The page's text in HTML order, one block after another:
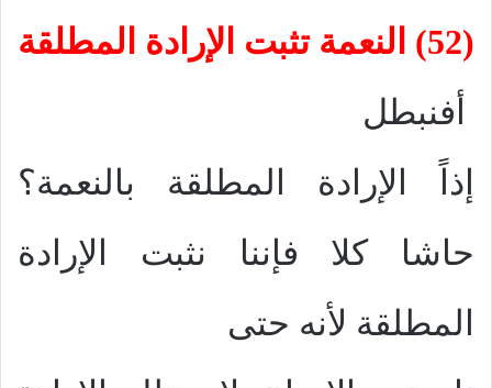
(52) النعمة تثبت الإرادة المطلقة
أفنبطل
إذاً الإرادة المطلقة بالنعمة؟
حاشا كلا فإننا نثبت الإرادة
المطلقة لأنه حتى